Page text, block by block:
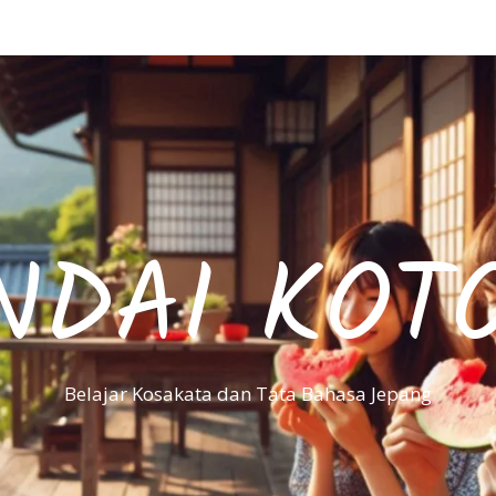
Belajar Kosakata dan Tata Bahasa Jepang